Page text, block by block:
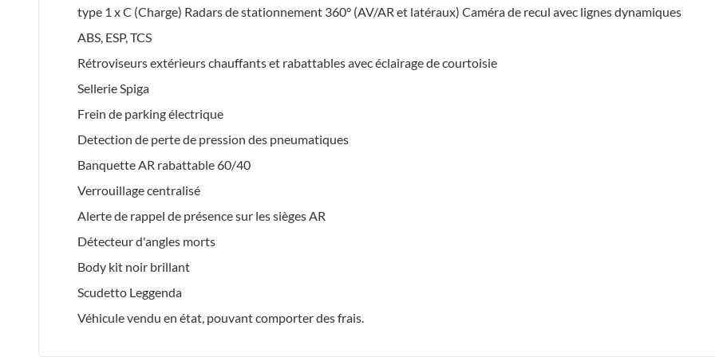
type 1 x C (Charge) Radars de stationnement 360° (AV/AR et latéraux) Caméra de recul avec lignes dynamiques
ABS, ESP, TCS
Rétroviseurs extérieurs chauffants et rabattables avec éclairage de courtoisie
Sellerie Spiga
Frein de parking électrique
Detection de perte de pression des pneumatiques
Banquette AR rabattable 60/40
Verrouillage centralisé
Alerte de rappel de présence sur les sièges AR
Détecteur d'angles morts
Body kit noir brillant
Scudetto Leggenda
Véhicule vendu en état, pouvant comporter des frais.